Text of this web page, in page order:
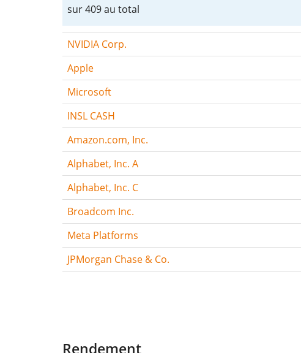
sur 409 au total
NVIDIA Corp.
Apple
Microsoft
INSL CASH
Amazon.com, Inc.
Alphabet, Inc. A
Alphabet, Inc. C
Broadcom Inc.
Meta Platforms
JPMorgan Chase & Co.
Rendement